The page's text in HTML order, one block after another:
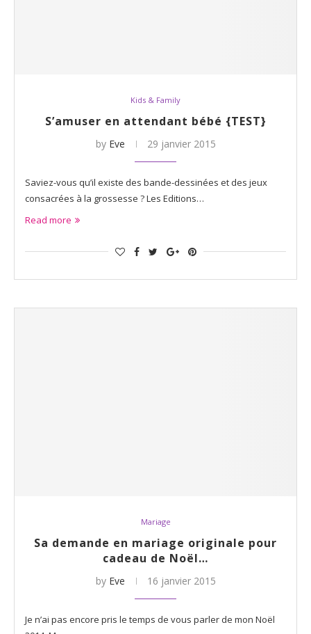
Kids & Family
S’amuser en attendant bébé {TEST}
by Eve 29 janvier 2015
Saviez-vous qu’il existe des bande-dessinées et des jeux
consacrées à la grossesse ? Les Editions…
Read more
Mariage
Sa demande en mariage originale pour
cadeau de Noël…
by Eve 16 janvier 2015
Je n’ai pas encore pris le temps de vous parler de mon Noël